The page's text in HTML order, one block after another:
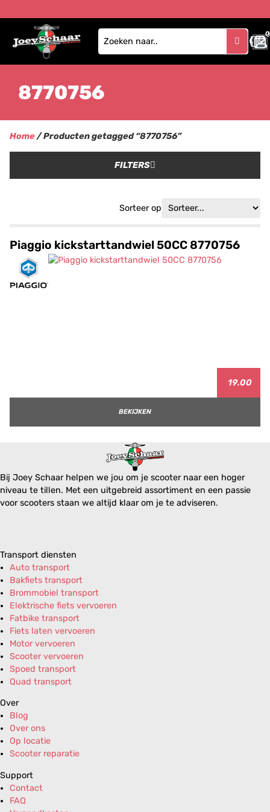
0
0
8770756
Home/ Producten getagged “8770756”
FILTERS
Sorteer op
Piaggio kickstarttandwiel 50CC 8770756
19.00
BEKIJKEN
Bij Joey Schaar helpen we jou om je scooter naar een hoger
niveau te tillen. Met een uitgebreid assortiment en een passie
voor scooters staan we altijd klaar om je te adviseren.
Transport diensten
Auto transport
Bakfiets transport
Brommobiel transport
Elektrische fiets vervoeren
Fatbike transport
Fiets laten vervoeren
Motor vervoeren
Scooter vervoeren
Spoed transport
Quad transport
Over
Blog
Over ons
Op locatie
Scooter reparatie
Support
Contact
FAQ